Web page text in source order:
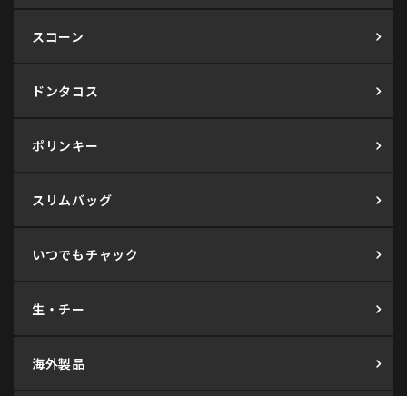
スコーン
ドンタコス
ポリンキー
スリムバッグ
いつでもチャック
生・チー
海外製品